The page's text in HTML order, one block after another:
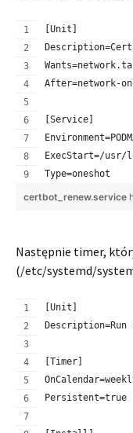
[Unit]
After=network-
[Service]
ExecStart=/usr/
Type=oneshot
certbot_renew.service
Następnie timer,
(/etc/systemd/
[Unit]
Description=Run
[Timer]
Persistent=true